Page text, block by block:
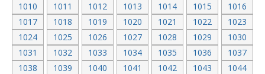
1010
1011 1012 1013 1014 1015
1016
1017
1018 1019 1020 1021 1022
1023
1024
1025 1026 1027 1028 1029
1030
1031
1032 1033 1034 1035 1036
1037
1038
1039 1040 1041 1042 1043
1044